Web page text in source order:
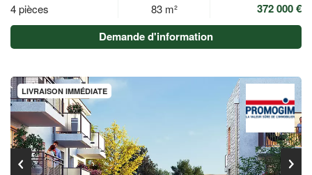
4 pièces 83 m²
372 000 €
Demande d'information
LIVRAISON IMMÉDIATE